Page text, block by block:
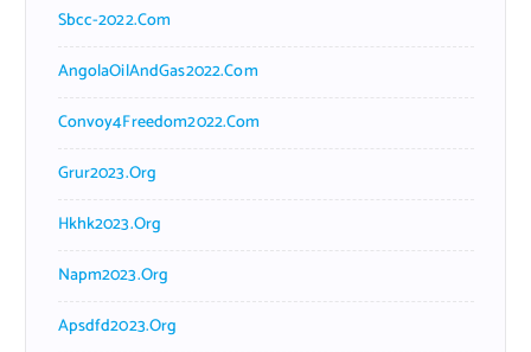
Sbcc-2022.com
AngolaOilAndGas2022.com
Convoy4Freedom2022.com
Grur2023.org
Hkhk2023.org
Napm2023.org
Apsdfd2023.org